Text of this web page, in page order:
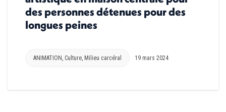
des personnes détenues pour des
longues peines
ANIMATION, Culture, Milieu carcéral 19 mars 2024